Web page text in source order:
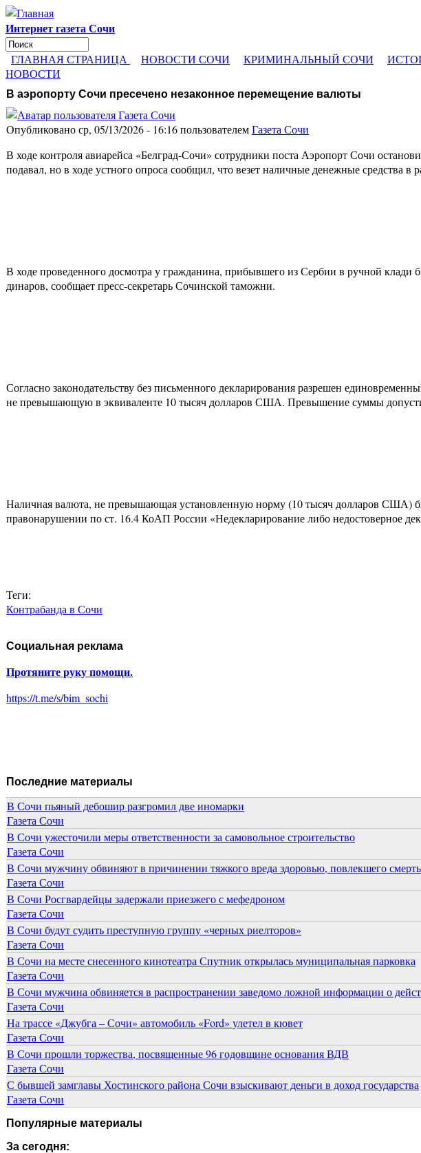
Перейти к основному содержанию
Интернет газета Сочи
Форма поиска
Поиск
ГЛАВНАЯ СТРАНИЦА НОВОСТИ СОЧИ КРИМИНАЛЬНЫЙ СОЧИ
НОВОСТИ
В аэропорту Сочи пресечено незаконное перемещение валюты
Опубликовано ср, 05/13/2026 - 16:16 пользователемГазета Сочи
В ходе контроля авиарейса «Белград-Сочи» сотрудники поста Аэропорт Сочи
подавал, но в ходе устного опроса сообщил, что везет наличные денежные средства в
В ходе проведенного досмотра у гражданина, прибывшего из Сербии в ручной
динаров, сообщает пресс-секретарь Сочинской таможни.
Согласно законодательству без письменного декларирования разрешен
не превышающую в эквиваленте 10 тысяч долларов США. Превышение суммы
Наличная валюта, не превышающая установленную норму (10 тысяч долларов США)
правонарушении по ст. 16.4 КоАП России «Недекларирование либо недостоверное
Теги:
Контрабанда в Сочи
Социальная реклама
Протяните руку помощи.
https://t.me/s/bim_sochi
Последние материалы
В Сочи пьяный дебошир разгромил две иномарки
Газета Сочи
В Сочи ужесточили меры ответственности за самовольное строительство
Газета Сочи
В Сочи мужчину обвиняют в причинении тяжкого вреда здоровью, повлекшего
Газета Сочи
В Сочи Росгвардейцы задержали приезжего с мефедроном
Газета Сочи
В Сочи будут судить преступную группу «черных риелторов»
Газета Сочи
В Сочи на месте снесенного кинотеатра Спутник открылась муниципальная парковка
Газета Сочи
В Сочи мужчина обвиняется в распространении заведомо ложной информации о
Газета Сочи
На трассе «Джубга – Сочи» автомобиль «Ford» улетел в кювет
Газета Сочи
В Сочи прошли торжества, посвященные 96 годовщине основания ВДВ
Газета Сочи
С бывшей замглавы Хостинского района Сочи взыскивают деньги в доход государства
Газета Сочи
Популярные материалы
За сегодня: